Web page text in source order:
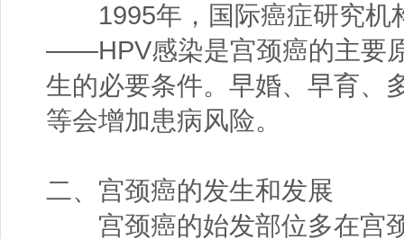
1995年，国际癌症研究机
——HPV感染是宫颈癌的主要
生的必要条件。早婚、早育、
等会增加患病风险。
二、宫颈癌的发生和发展
宫颈癌的始发部位多在宫